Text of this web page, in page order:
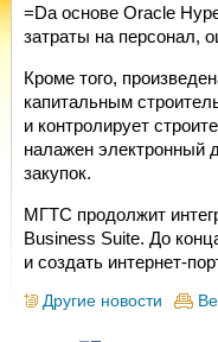
=Dа основе Oracle
затраты на персонал,
Кроме того,
капитальным
и контролирует
налажен электронный
закупок.
МГТС продолжит
Business Suite. До
и создать интернет-
Другие новости